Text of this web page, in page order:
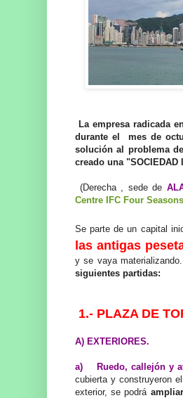
La empresa radicada
durante el mes de
solución al problema
creado una
(Derecha , sede de
Centre IFC Four
Se parte de un capital
las antigas
y se vaya materializando.
siguientes partidas:
1.- PLAZA DE
A) EXTERIORES.
a) Ruedo, callejón y
cubierta y construyeron
exterior, se podrá